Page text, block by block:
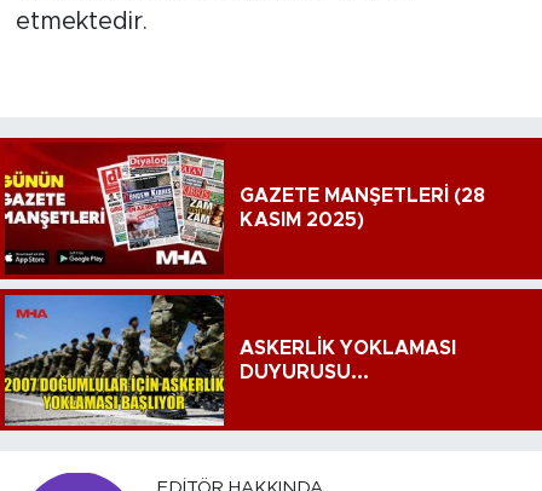
etmektedir.
GAZETE MANŞETLERİ (28
KASIM 2025)
ASKERLİK YOKLAMASI
DUYURUSU...